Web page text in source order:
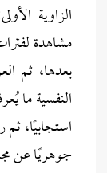
الزاوية
مشاهدة
بعدها، ثم
النفسية ما
استجابيًا، ثم
جوهريًا عن